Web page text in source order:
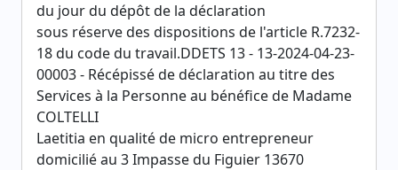
du jour du dépôt de la déclaration
sous réserve des dispositions de l'article R.7232-
18 du code du travail.DDETS 13 - 13-2024-04-23-
00003 - Récépissé de déclaration au titre des
Services à la Personne au bénéfice de Madame
COLTELLI
Laetitia en qualité de micro entrepreneur
domicilié au 3 Impasse du Figuier 13670